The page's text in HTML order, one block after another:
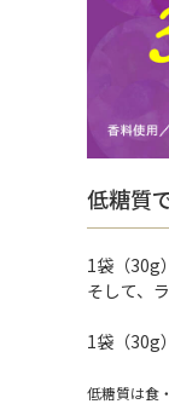
低糖質
1袋（30g
そして、
1袋（30g
低糖質は食